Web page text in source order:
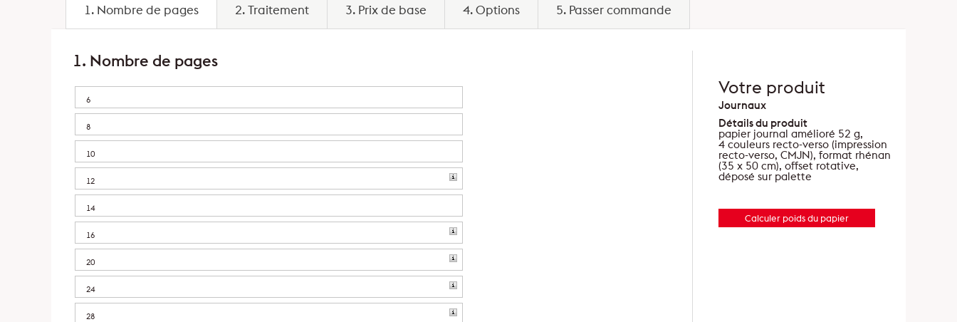
1. Nombre de pages 2. Traitement 3. Prix de base 4. Options 5. Passer commande
1. Nombre de pages
6
8
10
12
14
16
20
24
28
Votre produit
Journaux
Détails du produit
papier journal amélioré 52 g,
4 couleurs recto-verso (impression
recto-verso, CMJN), format rhénan
(35 x 50 cm), offset rotative,
déposé sur palette
Calculer poids du papier